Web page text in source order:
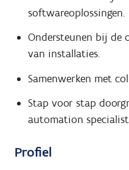
softwareoplossingen.
Ondersteunen bij de
van installaties.
Samenwerken met
Stap voor stap
automation
Profiel